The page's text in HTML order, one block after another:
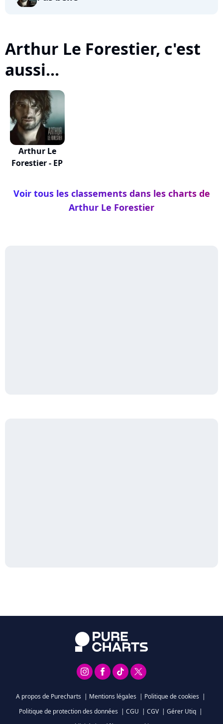
Arthur Le Forestier, c'est
aussi...
Arthur Le
Forestier - EP
Voir tous les classements dans les charts de
Arthur Le Forestier
A propos de Purecharts | Mentions légales | Politique de cookies |
Politique de protection des données | CGU | CGV | Gérer Utiq |